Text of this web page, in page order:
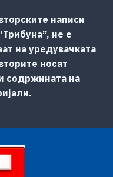
написи
не е
на уредувачката
носат
содржината на